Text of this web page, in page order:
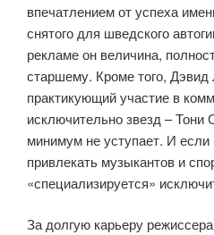
впечатлением от успеха
снятого для шведского
рекламе он величина,
старшему. Кроме того,
практикующий участие в
исключительно звезд – Тони
минимум не уступает. И
привлекать музыкантов и
«специализируется»
За долгую карьеру